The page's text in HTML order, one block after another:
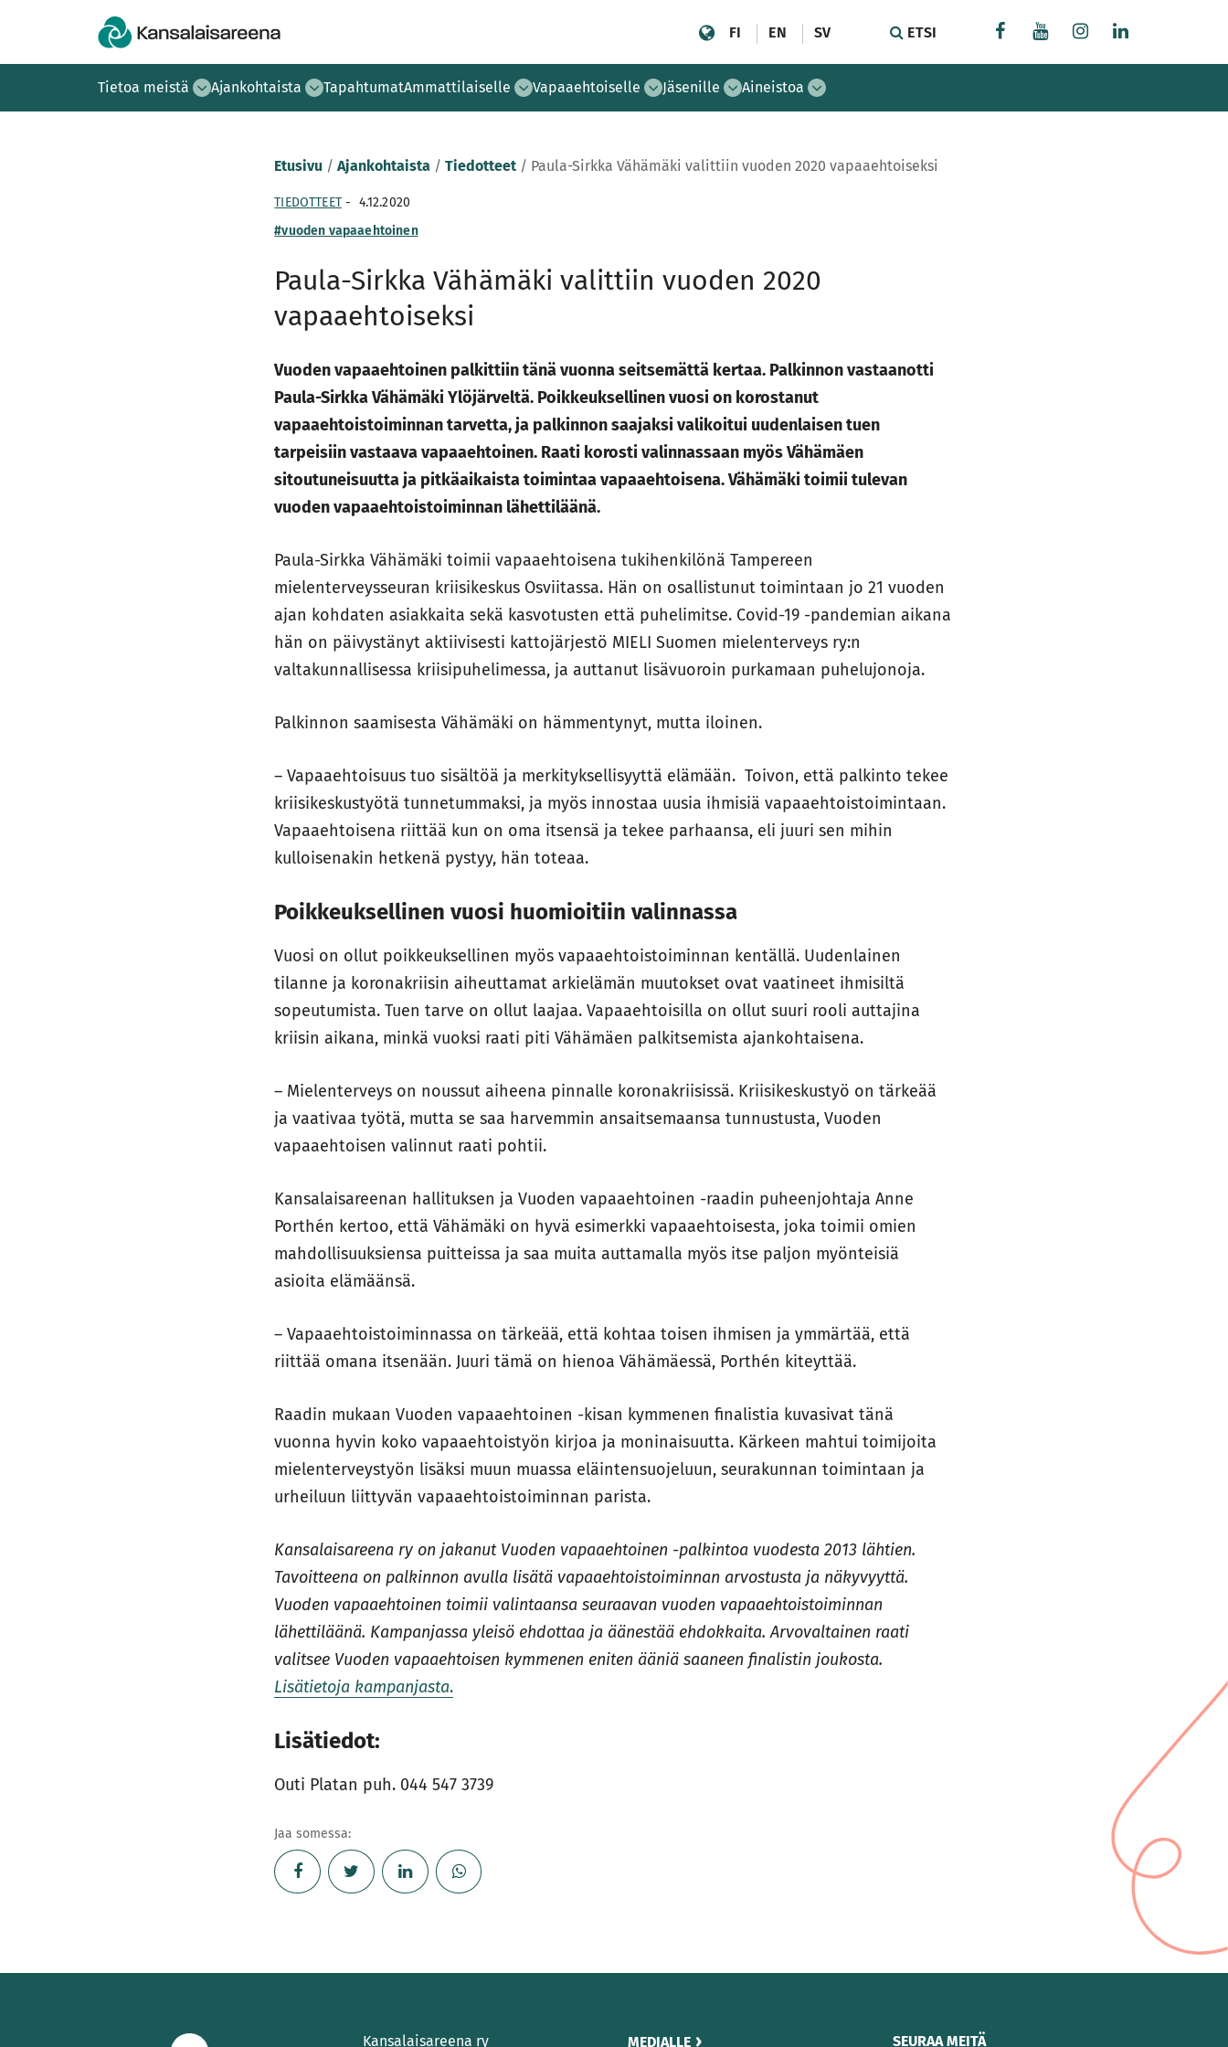
FI EN SV ETSI
Tietoa meistä Ajankohtaista TapahtumatAmmattilaiselle Vapaaehtoiselle Jäsenille Aineistoa
Etusivu /Ajankohtaista /Tiedotteet / Paula-Sirkka Vähämäki valittiin vuoden 2020 vapaaehtoiseksi
TIEDOTTEET- 4.12.2020
#vuoden vapaaehtoinen
Paula-Sirkka Vähämäki valittiin vuoden 2020
vapaaehtoiseksi
Vuoden vapaaehtoinen palkittiin tänä vuonna seitsemättä kertaa. Palkinnon vastaanotti
Paula-Sirkka Vähämäki Ylöjärveltä. Poikkeuksellinen vuosi on korostanut
vapaaehtoistoiminnan tarvetta, ja palkinnon saajaksi valikoitui uudenlaisen tuen
tarpeisiin vastaava vapaaehtoinen. Raati korosti valinnassaan myös Vähämäen
sitoutuneisuutta ja pitkäaikaista toimintaa vapaaehtoisena. Vähämäki toimii tulevan
vuoden vapaaehtoistoiminnan lähettiläänä.
Paula-Sirkka Vähämäki toimii vapaaehtoisena tukihenkilönä Tampereen
mielenterveysseuran kriisikeskus Osviitassa. Hän on osallistunut toimintaan jo 21 vuoden
ajan kohdaten asiakkaita sekä kasvotusten että puhelimitse. Covid-19 -pandemian aikana
hän on päivystänyt aktiivisesti kattojärjestö MIELI Suomen mielenterveys ry:n
valtakunnallisessa kriisipuhelimessa, ja auttanut lisävuoroin purkamaan puhelujonoja.
Palkinnon saamisesta Vähämäki on hämmentynyt, mutta iloinen.
– Vapaaehtoisuus tuo sisältöä ja merkityksellisyyttä elämään. Toivon, että palkinto tekee
kriisikeskustyötä tunnetummaksi, ja myös innostaa uusia ihmisiä vapaaehtoistoimintaan.
Vapaaehtoisena riittää kun on oma itsensä ja tekee parhaansa, eli juuri sen mihin
kulloisenakin hetkenä pystyy, hän toteaa.
Poikkeuksellinen vuosi huomioitiin valinnassa
Vuosi on ollut poikkeuksellinen myös vapaaehtoistoiminnan kentällä. Uudenlainen
tilanne ja koronakriisin aiheuttamat arkielämän muutokset ovat vaatineet ihmisiltä
sopeutumista. Tuen tarve on ollut laajaa. Vapaaehtoisilla on ollut suuri rooli auttajina
kriisin aikana, minkä vuoksi raati piti Vähämäen palkitsemista ajankohtaisena.
– Mielenterveys on noussut aiheena pinnalle koronakriisissä. Kriisikeskustyö on tärkeää
ja vaativaa työtä, mutta se saa harvemmin ansaitsemaansa tunnustusta, Vuoden
vapaaehtoisen valinnut raati pohtii.
Kansalaisareenan hallituksen ja Vuoden vapaaehtoinen -raadin puheenjohtaja Anne
Porthén kertoo, että Vähämäki on hyvä esimerkki vapaaehtoisesta, joka toimii omien
mahdollisuuksiensa puitteissa ja saa muita auttamalla myös itse paljon myönteisiä
asioita elämäänsä.
– Vapaaehtoistoiminnassa on tärkeää, että kohtaa toisen ihmisen ja ymmärtää, että
riittää omana itsenään. Juuri tämä on hienoa Vähämäessä, Porthén kiteyttää.
Raadin mukaan Vuoden vapaaehtoinen -kisan kymmenen finalistia kuvasivat tänä
vuonna hyvin koko vapaaehtoistyön kirjoa ja moninaisuutta. Kärkeen mahtui toimijoita
mielenterveystyön lisäksi muun muassa eläintensuojeluun, seurakunnan toimintaan ja
urheiluun liittyvän vapaaehtoistoiminnan parista.
Kansalaisareena ry on jakanut Vuoden vapaaehtoinen -palkintoa vuodesta 2013 lähtien.
Tavoitteena on palkinnon avulla lisätä vapaaehtoistoiminnan arvostusta ja näkyvyyttä.
Vuoden vapaaehtoinen toimii valintaansa seuraavan vuoden vapaaehtoistoiminnan
lähettiläänä. Kampanjassa yleisö ehdottaa ja äänestää ehdokkaita. Arvovaltainen raati
valitsee Vuoden vapaaehtoisen kymmenen eniten ääniä saaneen finalistin joukosta.
Lisätietoja kampanjasta.
Lisätiedot:
Outi Platan puh. 044 547 3739
Jaa somessa:
Kansalaisareena ry MEDIALLE SEURAA MEITÄ